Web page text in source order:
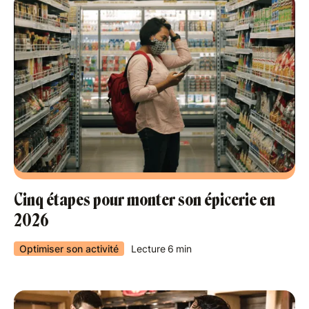
Cinq étapes pour monter son épicerie en
2026
Optimiser son activité Lecture 6 min